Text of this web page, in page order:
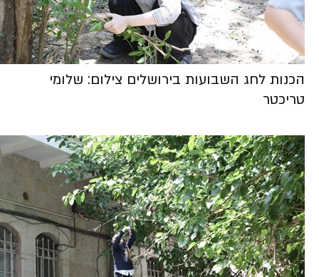
הכנות לחג השבועות בירושלים צילום: שלומי
טריכטר